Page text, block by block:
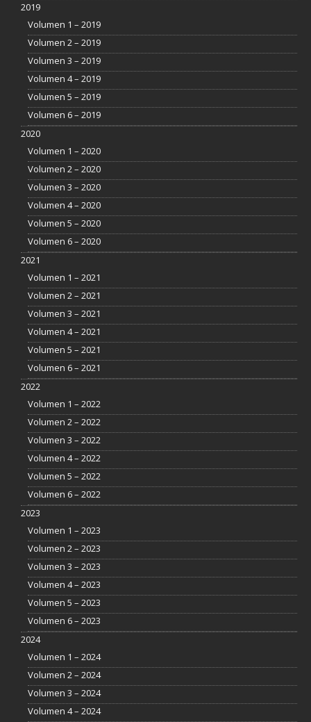
2019
Volumen 1 – 2019
Volumen 2 – 2019
Volumen 3 – 2019
Volumen 4 – 2019
Volumen 5 – 2019
Volumen 6 – 2019
2020
Volumen 1 – 2020
Volumen 2 – 2020
Volumen 3 – 2020
Volumen 4 – 2020
Volumen 5 – 2020
Volumen 6 – 2020
2021
Volumen 1 – 2021
Volumen 2 – 2021
Volumen 3 – 2021
Volumen 4 – 2021
Volumen 5 – 2021
Volumen 6 – 2021
2022
Volumen 1 – 2022
Volumen 2 – 2022
Volumen 3 – 2022
Volumen 4 – 2022
Volumen 5 – 2022
Volumen 6 – 2022
2023
Volumen 1 – 2023
Volumen 2 – 2023
Volumen 3 – 2023
Volumen 4 – 2023
Volumen 5 – 2023
Volumen 6 – 2023
2024
Volumen 1 – 2024
Volumen 2 – 2024
Volumen 3 – 2024
Volumen 4 – 2024